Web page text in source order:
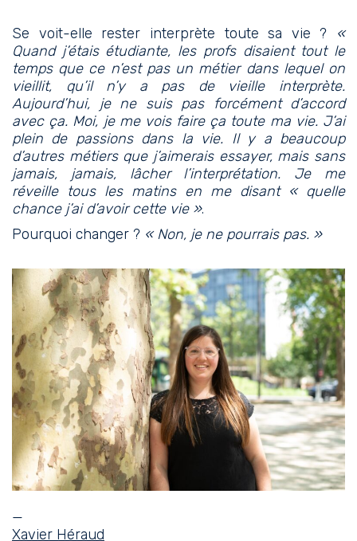
Se voit-elle rester interprète toute sa vie ? «
Quand j’étais étudiante, les profs disaient tout le
temps que ce n’est pas un métier dans lequel on
vieillit, qu’il n’y a pas de vieille interprète.
Aujourd’hui, je ne suis pas forcément d’accord
avec ça. Moi, je me vois faire ça toute ma vie. J’ai
plein de passions dans la vie. Il y a beaucoup
d’autres métiers que j’aimerais essayer, mais sans
jamais, jamais, lâcher l’interprétation. Je me
réveille tous les matins en me disant « quelle
chance j’ai d’avoir cette vie ».
Pourquoi changer ? « Non, je ne pourrais pas. »
—
Xavier Héraud